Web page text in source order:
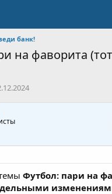
банк!
на фаворита
Футбол: пари на